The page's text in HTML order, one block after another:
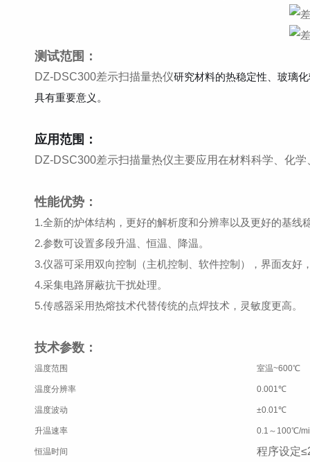
测试范围：
DZ-DSC300差示扫描量热仪研究材料的热稳定性、玻璃
具有重要意义。
应用范围：
DZ-DSC300差示扫描量热仪主要应用在材料科学、化
性能优势：
1.全新的炉体结构，更好的解析度和分辨率以及更好的基线
2.参数可设置多段升温、恒温、降温。
3.仪器可采用双向控制（主机控制、软件控制），界面友好
4.采集电路屏蔽抗干扰处理。
5.传感器采用热熔技术代替传统的点焊技术，灵敏度更高。
技术参数：
温度范围 室温~600℃
温度分辨率 0.001℃
温度波动 ±0.01℃
升温速率 0.1～100℃/
恒温时间 程序设定